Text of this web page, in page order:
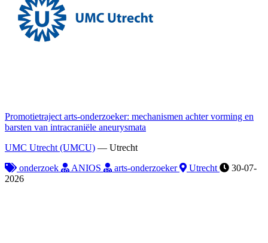
Promotietraject arts-onderzoeker: mechanismen achter vorming en
barsten van intracraniële aneurysmata
UMC Utrecht (UMCU) — Utrecht
onderzoek
ANIOS arts-onderzoeker Utrecht
30-07-
2026